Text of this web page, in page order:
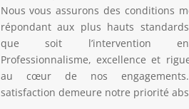
Nous vous assurons des conditions
répondant aux plus hauts
que soit l’intervention
Professionnalisme, excellence et
au cœur de nos
satisfaction demeure notre priorité